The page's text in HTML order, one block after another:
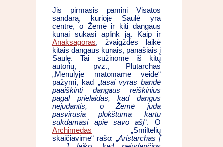
Jis pirmasis pamini Visatos
sandarą, kurioje Saulė yra
centre, o Žemė ir kiti dangaus
kūnai sukasi aplink ją. Kaip ir
Anaksagoras, žvaigždes laikė
kitais dangaus kūnais, panašiais į
Saulę. Tai sužinome iš kitų
autorių, pvz., Plutarchas
„Menulyje matomame veide“
pažymi, kad „tasai vyras bandė
paaiškinti dangaus reiškinius
pagal prielaidas, kad dangus
nejudantis, o Žemė juda
pasvirusia plokštuma kartu
sukdamasi apie savo ašį“. O
Archimedas „Smiltelių
skaičiavime“ rašo: „Aristarchas [